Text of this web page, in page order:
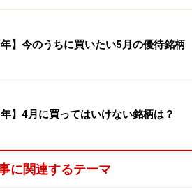
うか。次のページで解説していき
のです。最新の内容をご確認くださ
1/ 2 次のページへ
年】今のうちに買いたい5月の優待銘柄
年】4月に買ってはいけない銘柄は？
に関連するテーマ